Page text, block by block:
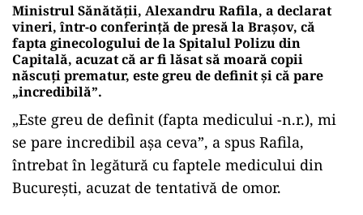
Ministrul Sănătăţii, Alexandru Rafila, a declarat
vineri, într-o conferinţă de presă la Braşov, că
fapta ginecologului de la Spitalul Polizu din
Capitală, acuzat că ar fi lăsat să moară copii
născuţi prematur, este greu de definit şi că pare
„incredibilă”.
„Este greu de definit (fapta medicului -n.r.), mi
se pare incredibil aşa ceva”, a spus Rafila,
întrebat în legătură cu faptele medicului din
Bucureşti, acuzat de tentativă de omor.